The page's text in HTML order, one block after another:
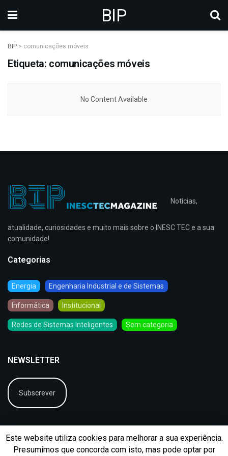
BIP
BIP > comunicações móveis
Etiqueta: comunicações móveis
No Content Available
Notícias,
atualidade, curiosidades e muito mais sobre o INESC TEC e a sua
comunidade!
Categorias
Energia Engenharia Industrial e de Sistemas
Informática Institucional
Redes de Sistemas Inteligentes Sem categoria
NEWSLETTER
Subscrever
Este website utiliza cookies para melhorar a sua experiência.
Presumimos que concorda com isto, mas pode optar por